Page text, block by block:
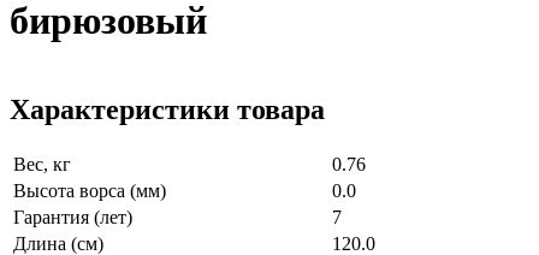
бирюзовый
Характеристики товара
Вес, кг
0.76
Высота ворса (мм)
0.0
Гарантия (лет)
7
Длина (см)
120.0